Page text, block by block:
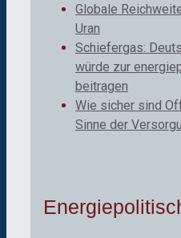
Globale
Uran
Schiefergas:
würde zur
beitragen
Wie sicher sind
Sinne der